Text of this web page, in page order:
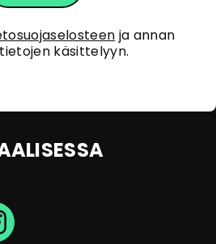
ja annan
käsittelyyn.